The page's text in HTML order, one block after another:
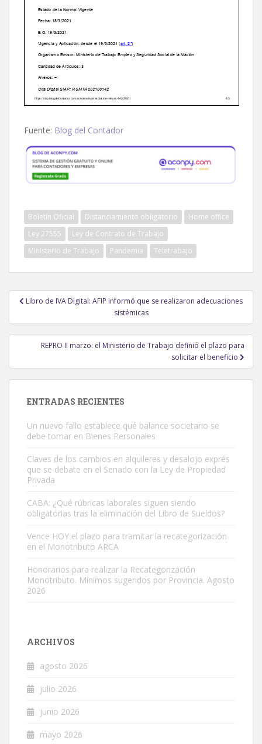
Fuente: Blog del Contador
Boletín Oficial Distanciamiento obligatorio
Home office
Ley 27555
Ley de Contrato de Trabajo
Ministerio de Trabajo
Pandemia Teletrabajo
Navegación
entradas
Libro de IVA Digital: AFIP informó que se realizaron adecuaciones
sistémicas
REPRO II marzo: el Ministerio de Trabajo definió el plazo para
solicitar el beneficio
ENTRADAS RECIENTES
Un nuevo fallo establece qué balance societario se
debe tomar en Bienes Personales
Claves de los cambios en alquileres y desalojo exprés
que se debate en el Senado con la Ley de Propiedad
Privada
CABA: ¿Qué rúbricas laborales siguen siendo
obligatorias tras la eliminación del Libro de Sueldos?
Vence HOY el plazo para tramitar la recategorización
en el Monotributo ARCA
Honorarios para realizar la Recategorización
Monotributo. Mínimos sugeridos por Provincia. Agosto
2026
ARCHIVOS
agosto 2026
julio 2026
junio 2026
mayo 2026